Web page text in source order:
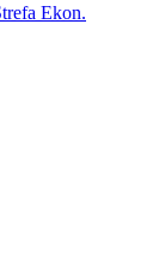
Ekon.